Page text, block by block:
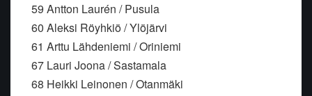
59 Antton Laurén / Pusula
60 Aleksi Röyhkiö / Ylöjärvi
61 Arttu Lähdeniemi / Oriniemi
67 Lauri Joona / Sastamala
68 Heikki Leinonen / Otanmäki